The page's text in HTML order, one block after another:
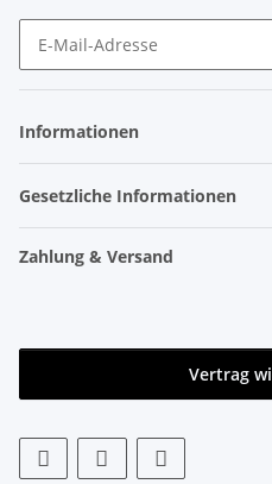
Informationen
Gesetzliche Informationen
Zahlung & Versand
Vertrag